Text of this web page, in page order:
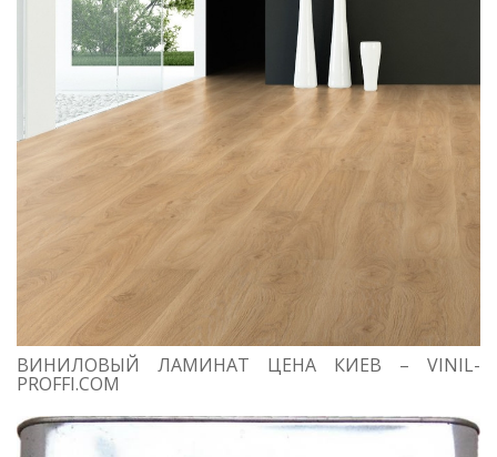
ВИНИЛОВЫЙ ЛАМИНАТ ЦЕНА КИЕВ – VINIL-
PROFFI.COM